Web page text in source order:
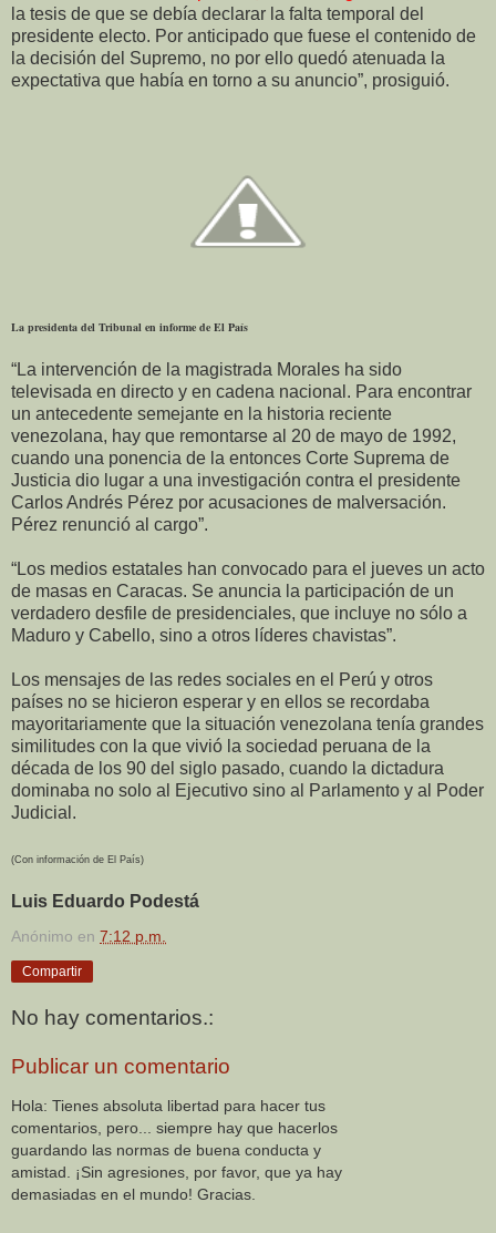
la tesis de que se debía declarar la falta temporal del
presidente electo. Por anticipado que fuese el contenido de
la decisión del Supremo, no por ello quedó atenuada la
expectativa que había en torno a su anuncio”, prosiguió.
La presidenta del Tribunal en informe de El País
“La intervención de la magistrada Morales ha sido
televisada en directo y en cadena nacional. Para encontrar
un antecedente semejante en la historia reciente
venezolana, hay que remontarse al 20 de mayo de 1992,
cuando una ponencia de la entonces Corte Suprema de
Justicia dio lugar a una investigación contra el presidente
Carlos Andrés Pérez por acusaciones de malversación.
Pérez renunció al cargo”.
“Los medios estatales han convocado para el jueves un acto
de masas en Caracas. Se anuncia la participación de un
verdadero desfile de presidenciales, que incluye no sólo a
Maduro y Cabello, sino a otros líderes chavistas”.
Los mensajes de las redes sociales en el Perú y otros
países no se hicieron esperar y en ellos se recordaba
mayoritariamente que la situación venezolana tenía grandes
similitudes con la que vivió la sociedad peruana de la
década de los 90 del siglo pasado, cuando la dictadura
dominaba no solo al Ejecutivo sino al Parlamento y al Poder
Judicial.
(Con información de El País)
Luis Eduardo Podestá
Anónimo en 7:12 p.m.
Compartir
No hay comentarios.:
Publicar un comentario
Hola: Tienes absoluta libertad para hacer tus
comentarios, pero... siempre hay que hacerlos
guardando las normas de buena conducta y
amistad. ¡Sin agresiones, por favor, que ya hay
demasiadas en el mundo! Gracias.